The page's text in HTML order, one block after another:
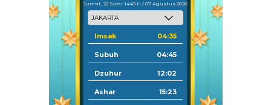
Jum'at, 22 Safar 1448 H / 07 Agustus 2026
Imsak 04:35
Subuh 04:45
Dzuhur 12:02
Ashar 15:23